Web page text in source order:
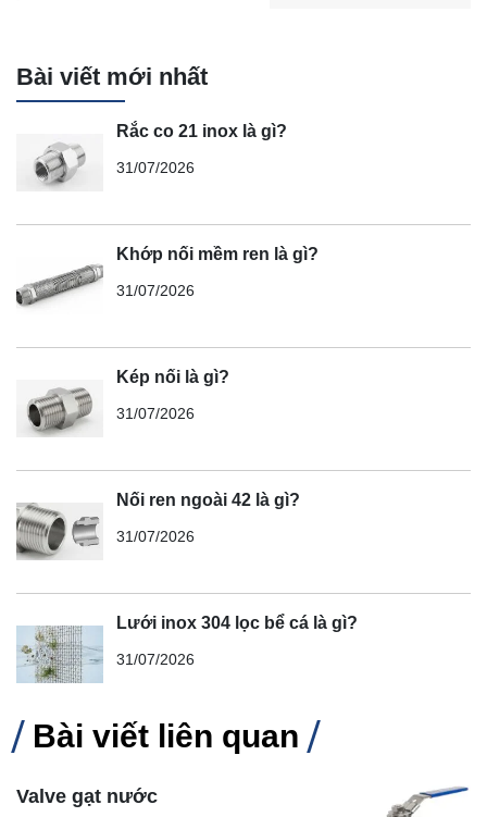
Bài viết mới nhất
Rắc co 21 inox là gì?
31/07/2026
Khớp nối mềm ren là gì?
31/07/2026
Kép nối là gì?
31/07/2026
Nối ren ngoài 42 là gì?
31/07/2026
Lưới inox 304 lọc bể cá là gì?
31/07/2026
Bài viết liên quan
Valve gạt nước